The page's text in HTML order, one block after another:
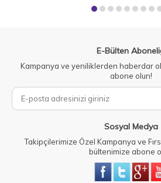
E-Bülten
Kampanya ve yeniliklerden haberdar
abone olun!
Sosyal Medya
Takipçilerimize Özel Kampanya ve
bültenimize abone